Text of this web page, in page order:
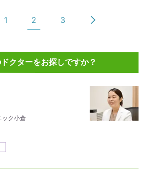
1 2 3
クターをお探しですか？
ック小倉